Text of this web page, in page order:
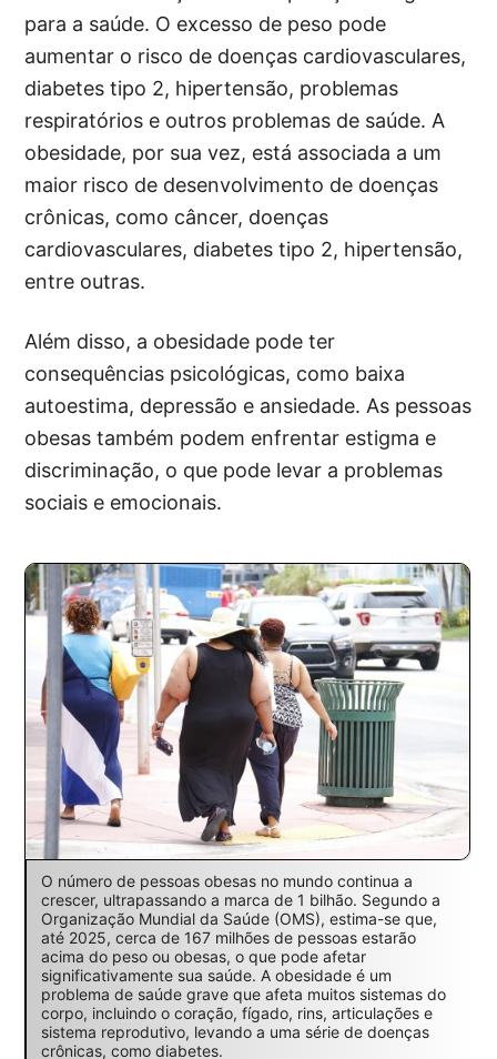
para a saúde. O excesso de peso pode
aumentar o risco de doenças cardiovasculares,
diabetes tipo 2, hipertensão, problemas
respiratórios e outros problemas de saúde. A
obesidade, por sua vez, está associada a um
maior risco de desenvolvimento de doenças
crônicas, como câncer, doenças
cardiovasculares, diabetes tipo 2, hipertensão,
entre outras.
Além disso, a obesidade pode ter
consequências psicológicas, como baixa
autoestima, depressão e ansiedade. As pessoas
obesas também podem enfrentar estigma e
discriminação, o que pode levar a problemas
sociais e emocionais.
O número de pessoas obesas no mundo continua a
crescer, ultrapassando a marca de 1 bilhão. Segundo a
Organização Mundial da Saúde (OMS), estima-se que,
até 2025, cerca de 167 milhões de pessoas estarão
acima do peso ou obesas, o que pode afetar
significativamente sua saúde. A obesidade é um
problema de saúde grave que afeta muitos sistemas do
corpo, incluindo o coração, fígado, rins, articulações e
sistema reprodutivo, levando a uma série de doenças
crônicas, como diabetes.